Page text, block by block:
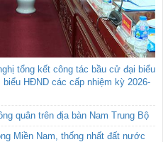
tổng kết công tác bầu cử đại biểu
HĐND các cấp nhiệm kỳ 2026-
quân trên địa bàn Nam Trung Bộ
Miền Nam, thống nhất đất nước